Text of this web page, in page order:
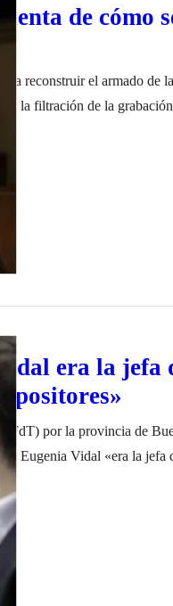
de cómo
reconstruir el armado de
la filtración de la
Eugenia Vidal en la
En…
era la jefa
(FdT) por la provincia de
Eugenia Vidal «era la jefa
dirigentes gremiales y
el macrismo «soñó un